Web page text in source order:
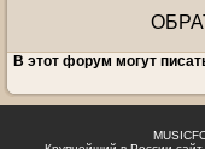
В этот форум могут